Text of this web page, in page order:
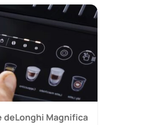
deLonghi Magnifica